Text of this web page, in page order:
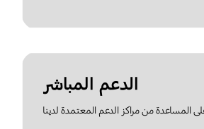
الدعم المباشر
المساعدة من مراكز الدعم المعتمدة لدينا